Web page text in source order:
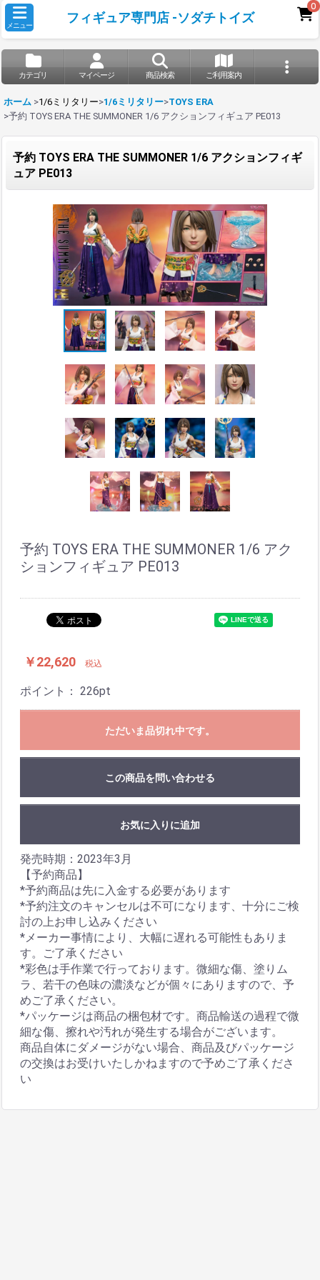
メニュー
フィギュア専門店 -ソダチトイズ
0
カテゴリ マイページ 商品検索 ご利用案内
ホーム >1/6ミリタリー>1/6ミリタリー>TOYS ERA
>予約 TOYS ERA THE SUMMONER 1/6 アクションフィギュア PE013
予約 TOYS ERA THE SUMMONER 1/6 アクションフィギ
ュア PE013
予約 TOYS ERA THE SUMMONER 1/6 アク
ションフィギュア PE013
￥22,620 税込
ポイント： 226pt
ただいま品切れ中です。
この商品を問い合わせる
お気に入りに追加
発売時期：2023年3月
【予約商品】
*予約商品は先に入金する必要があります
*予約注文のキャンセルは不可になります、十分にご検
討の上お申し込みください
*メーカー事情により、大幅に遅れる可能性もありま
す。ご了承ください
*彩色は手作業で行っております。微細な傷、塗りム
ラ、若干の色味の濃淡などが個々にありますので、予
めご了承ください。
*パッケージは商品の梱包材です。商品輸送の過程で微
細な傷、擦れや汚れが発生する場合がございます。
商品自体にダメージがない場合、商品及びパッケージ
の交換はお受けいたしかねますので予めご了承くださ
い